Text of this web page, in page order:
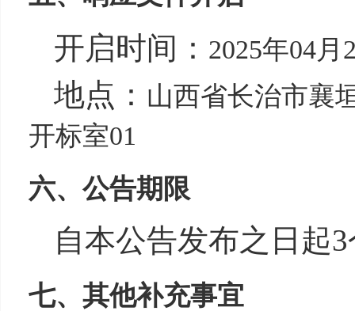
开启时间： 2025年04月
地点： 山西省长治市襄
开标室01
六、公告期限
自本公告发布之日起
七、其他补充事宜